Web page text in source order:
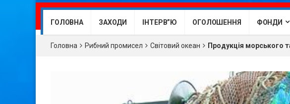
ГОЛОВНА ЗАХОДИ ІНТЕРВ”Ю ОГОЛОШЕННЯ ФОНДИ
Головна Рибний промисел Світовий океан Продукція морського